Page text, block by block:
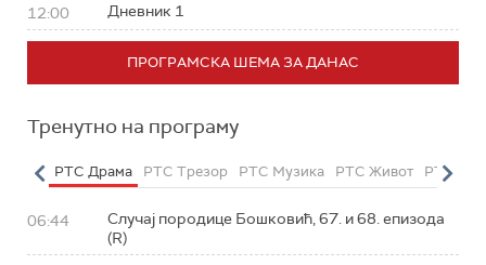
12:00 Дневник 1
ПРОГРАМСКА ШЕМА ЗА ДАНАС
Тренутно на програму
РТС Драма РТС Трезор РТС Музика РТС Живот РТС
06:44
Случај породице Бошковић, 67. и 68. епизода
(R)